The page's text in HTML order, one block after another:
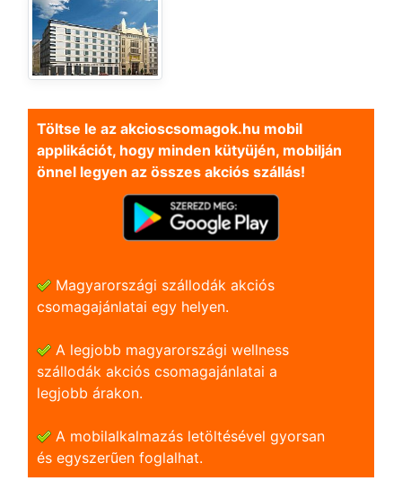
Töltse le az akcioscsomagok.hu mobil
applikációt, hogy minden kütyüjén, mobilján
önnel legyen az összes akciós szállás!
Magyarországi szállodák akciós
csomagajánlatai egy helyen.
A legjobb magyarországi wellness
szállodák akciós csomagajánlatai a
legjobb árakon.
A mobilalkalmazás letöltésével gyorsan
és egyszerũen foglalhat.